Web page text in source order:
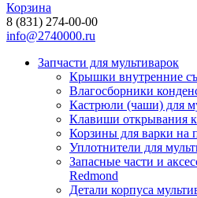
Корзина
8 (831) 274-00-00
info@2740000.ru
Запчасти для мультиварок
Крышки внутренние
Влагосборники
Кастрюли (чаши) для
Клавиши открывания
Корзины для варки на
Уплотнители для
Запасные части и
Redmond
Детали корпуса